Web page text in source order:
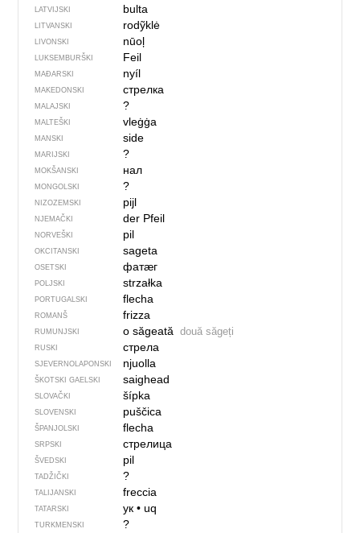
LATVIJSKI bulta
LITVANSKI rodỹklė
LIVONSKI nūoļ
LUKSEMBURŠKI Feil
MAĐARSKI nyíl
MAKEDONSKI стрелка
MALAJSKI ?
MALTEŠKI vleġġa
MANSKI side
MARIJSKI ?
MOKŠANSKI нал
MONGOLSKI ?
NIZOZEMSKI pijl
NJEMAČKI der Pfeil
NORVEŠKI pil
OKCITANSKI sageta
OSETSKI фатӕг
POLJSKI strzałka
PORTUGALSKI flecha
ROMANŠ frizza
RUMUNJSKI o săgeată două săgeți
RUSKI стрела
SJEVER­NO­LA­PONSKI njuolla
ŠKOTSKI GAELSKI saighead
SLOVAČKI šípka
SLOVENSKI puščica
ŠPANJOLSKI flecha
SRPSKI стрелица
ŠVEDSKI pil
TADŽIČKI ?
TALIJANSKI freccia
TATARSKI ук• uq
TURKMENSKI ?